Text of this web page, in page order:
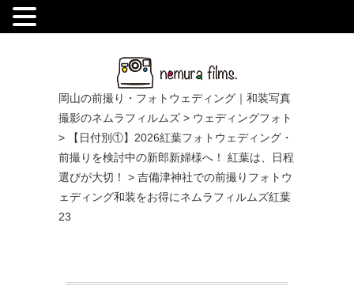
岡山の前撮り・フォトウェディング｜和装写真
撮影のネムラフィルムズ > ウェディングフォト
>
【日付別①】2026紅葉フォトウェディング・
前撮りを検討中の新郎新婦様へ！ 紅葉は、日程
選びが大切！
> 吉備津神社での前撮りフォトウ
ェディング和装をお得にネムラフィルムズ紅葉
23